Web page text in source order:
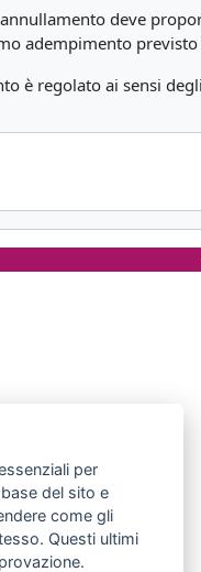
deve
adempimento
è regolato ai sensi
per
del sito e
come gli
Questi ultimi